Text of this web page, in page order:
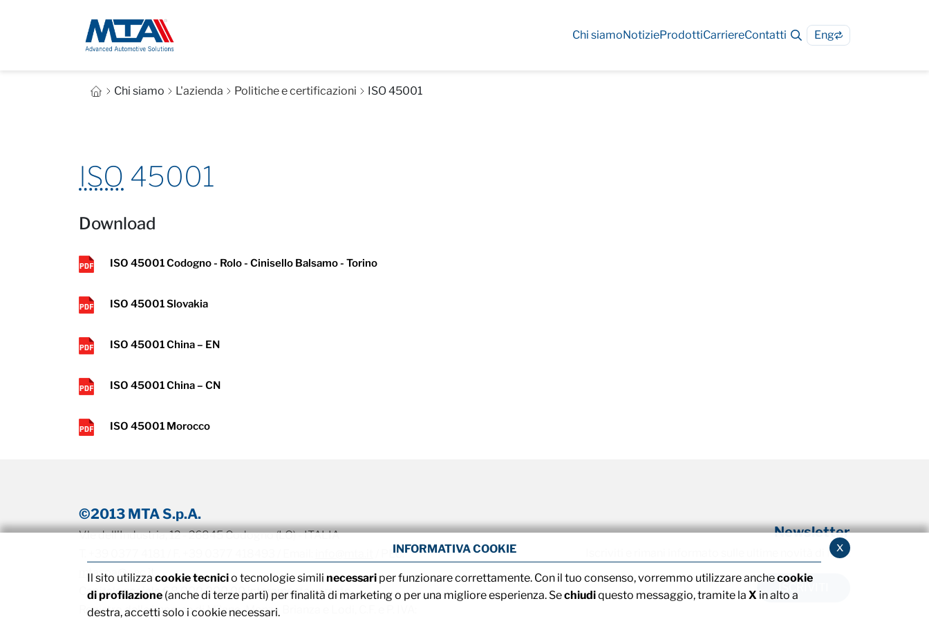
Chi siamoNotizieProdottiCarriereContatti Eng
Chi siamo L'azienda Politiche e certificazioni ISO 45001
ISO 45001
Download
ISO 45001 Codogno - Rolo - Cinisello Balsamo - Torino
ISO 45001 Slovakia
ISO 45001 China – EN
ISO 45001 China – CN
ISO 45001 Morocco
©2013 MTA S.p.A.
V.le dell'Industria, 12 - 26845 Codogno (LO) - ITALIA
/ PEC:
mtaspa@pec.it
Capitale sociale € 8.000.000,00 interamente versato
Registro delle imprese di Milano, Monza Brianza e Lodi, C.F. e P. IVA:
Newsletter
Iscriviti e rimani informato sulle ultime novità di MTA
ISCRIVITI
x
INFORMATIVA COOKIE
Il sito utilizza cookie tecnicio tecnologie simili necessari per funzionare correttamente. Con il tuo consenso, vorremmo utilizzare anchecookie
di profilazione (anche di terze parti) per finalità di marketing o per una migliore esperienza. Sechiudiquesto messaggio, tramite la X in alto a
destra, accetti solo i cookie necessari.